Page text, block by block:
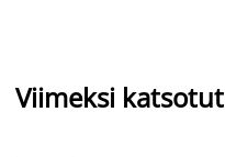
Viimeksi katsotut